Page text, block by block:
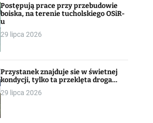
Postępują prace przy przebudowie
boiska, na terenie tucholskiego OSiR-
u
29 lipca 2026
Przystanek znajduje sie w świetnej
kondycji, tylko ta przeklęta droga…
29 lipca 2026